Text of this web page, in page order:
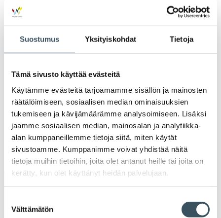
Suostumus Yksityiskohdat Tietoja
Tämä sivusto käyttää evästeitä
Käytämme evästeitä tarjoamamme sisällön ja mainosten
räätälöimiseen, sosiaalisen median ominaisuuksien
tukemiseen ja kävijämäärämme analysoimiseen. Lisäksi
jaamme sosiaalisen median, mainosalan ja analytiikka-
alan kumppaneillemme tietoja siitä, miten käytät
sivustoamme. Kumppanimme voivat yhdistää näitä
tietoja muihin tietoihin, joita olet antanut heille tai joita on
kerätty, kun olet käyttänyt heidän palvelujaan.
valinta
Välttämätön
2022
2021
2019
2018
2017
Avainsanat
alv arvonlisävero